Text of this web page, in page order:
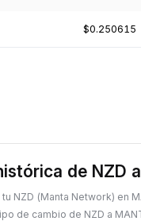
$0.250615
de NZD
NZD (Manta Network) en
de cambio de NZD a